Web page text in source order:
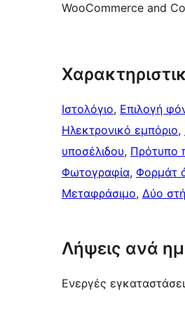
WooCommerce and
Ιστολόγιο, Επιλογή
Ηλεκτρονικό εμπόριο,
υποσέλιδου, Πρότυπο
Φωτογραφία, Φορμάτ
Μεταφράσιμο, Δύο
Λήψεις ανά
Ενεργές